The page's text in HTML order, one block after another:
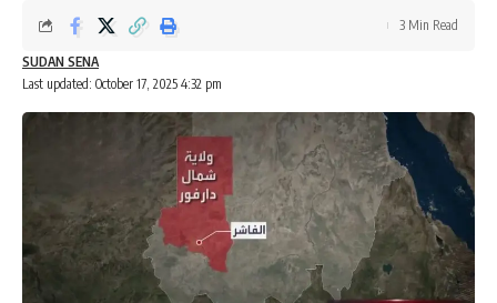
Last updated: October 17, 2025 4:32 pm
SUDAN SENA
3 Min Read